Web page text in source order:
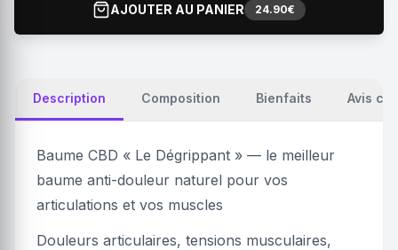
AJOUTER AU PANIER 24.90€
Description Composition Bienfaits Avis
Baume CBD « Le Dégrippant » — le meilleur
baume anti-douleur naturel pour vos
articulations et vos muscles
Douleurs articulaires, tensions musculaires,